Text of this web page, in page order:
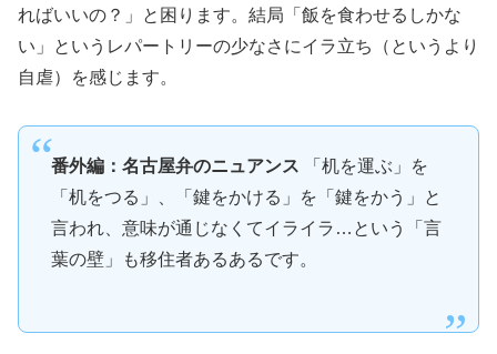
ればいいの？」と困ります。結局「飯を食わせるしかな
い」というレパートリーの少なさにイラ立ち（というより
自虐）を感じます。
番外編：名古屋弁のニュアンス 「机を運ぶ」を
「机をつる」、「鍵をかける」を「鍵をかう」と
言われ、意味が通じなくてイライラ…という「言
葉の壁」も移住者あるあるです。